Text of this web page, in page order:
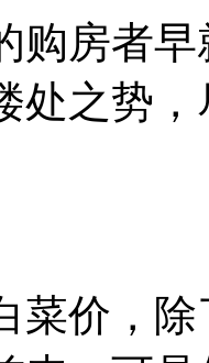
购房者
处之势
菜价，